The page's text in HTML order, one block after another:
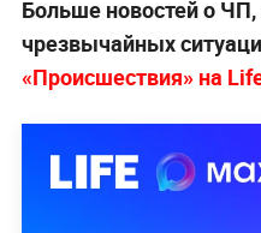
Больше новостей о ЧП,
чрезвычайных
«Происшествия» на